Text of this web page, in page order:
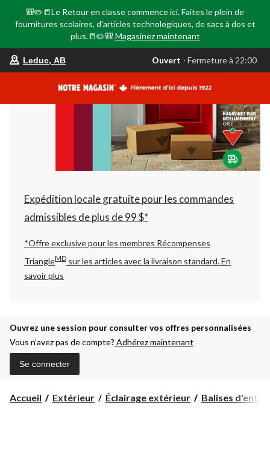
🎒✏️📒Le Retour en classe commence ici. Faites le plein de
fournitures scolaires, d'articles technologiques, de sacs à dos et
plus.📒✏️🎒 Magasinez maintenant
votre
est
AB,
Ouvert,
Fermeture
à
22:00
changer
Leduc, AB Ouvert ⋅ Fermeture à 22:00
Expédition locale gratuite pour les commandes
admissibles de plus de 99 $*
*Offre exclusive pour les membres Récompenses
TriangleMD sur les articles avec la livraison standard.En
savoir plus
Ouvrez une session pour consulter vos offres personnalisées
Vous n’avez pas de compte? Adhérez maintenant
Se connecter
Accueil Extérieur Éclairage extérieur Balises